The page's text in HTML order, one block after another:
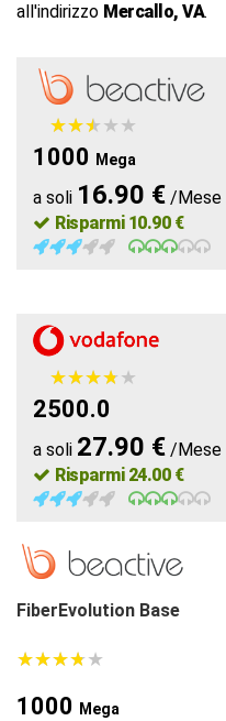
all'indirizzo Mercallo, VA.
★★★★★
★★★★★
1000 Mega
a soli 16.90 € /Mese
Risparmi 10.90 €
★★★★★
★★★★★
2500.0
a soli 27.90 € /Mese
Risparmi 24.00 €
FiberEvolution Base
★★★★★
★★★★★
1000 Mega